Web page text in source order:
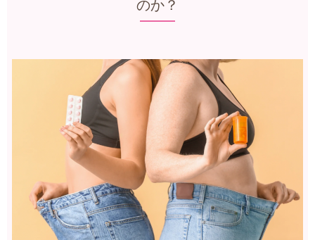
のか？